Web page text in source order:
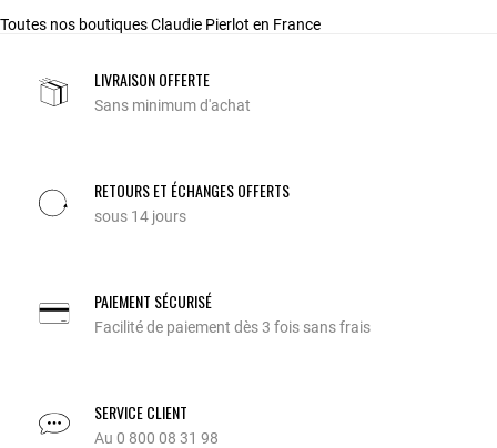
Toutes nos boutiques Claudie Pierlot en France
LIVRAISON OFFERTE
Sans minimum d'achat
RETOURS ET ÉCHANGES OFFERTS
sous 14 jours
PAIEMENT SÉCURISÉ
Facilité de paiement dès 3 fois sans frais
SERVICE CLIENT
Au 0 800 08 31 98